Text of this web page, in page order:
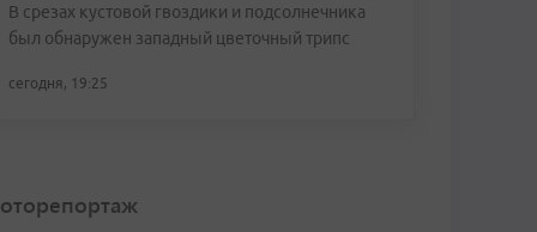
В срезах кустовой гвоздики и подсолнечника
был обнаружен западный цветочный трипс
сегодня, 19:25